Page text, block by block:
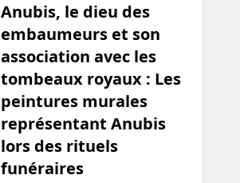
Anubis, le dieu des
embaumeurs et son
association avec les
tombeaux royaux : Les
peintures murales
représentant Anubis
lors des rituels
funéraires